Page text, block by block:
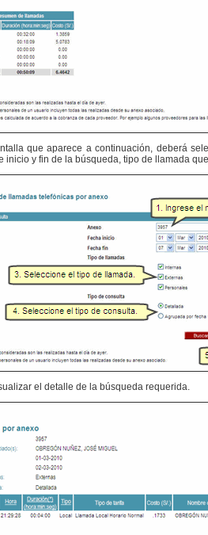
que aparece a continuación, deberá
inicio y fin de la búsqueda, tipo de llamada
el detalle de la búsqueda requerida.